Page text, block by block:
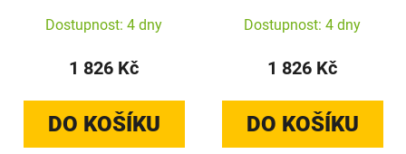
Dostupnost: 4 dny
1 826 Kč
DO KOŠÍKU
Dostupnost: 4 dny
1 826 Kč
DO KOŠÍKU